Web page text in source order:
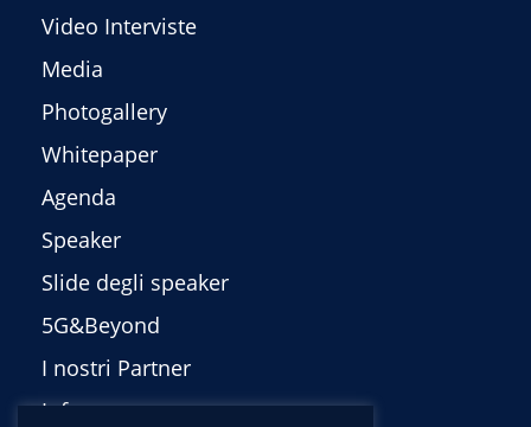
Video Interviste
Media
Photogallery
Whitepaper
Agenda
Speaker
Slide degli speaker
5G&Beyond
I nostri Partner
Info